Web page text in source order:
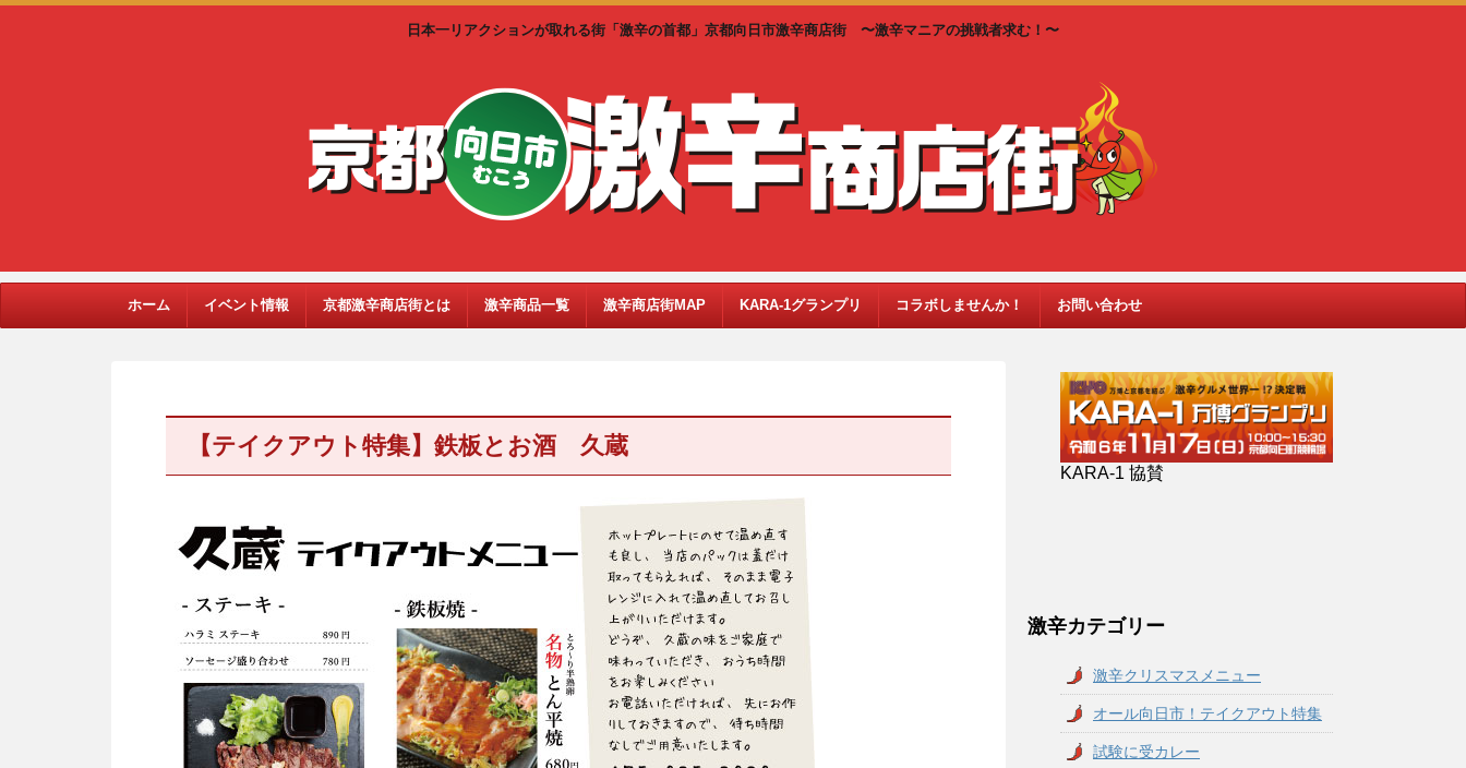
日本一リアクションが取れる街「激辛の首都」京都向日市激辛商店街 〜激辛マニアの挑戦者求む！〜
ホーム イベント情報 京都激辛商店街とは 激辛商品一覧 激辛商店街MAP KARA-1グランプリ コラボしませんか！ お問い合わせ
【テイクアウト特集】鉄板とお酒 久蔵
KARA-1 協賛
激辛カテゴリー
激辛クリスマスメニュー
オール向日市！テイクアウト特集
試験に受カレー